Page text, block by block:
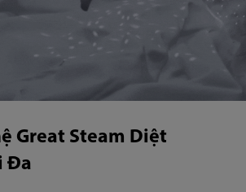
Great Steam Diệt
Đa